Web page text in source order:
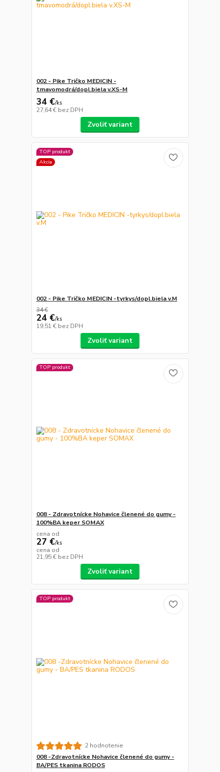
002 - Pike Tričko MEDICIN -
tmavomodrá/dopl.biela v.XS-M
34 €/ks
27,64 € bez DPH
Zvoliť variant
TOP produkt
Akcia
002 - Pike Tričko MEDICIN -tyrkys/dopl.biela v.M
34 €
24 €/ks
19,51 € bez DPH
Zvoliť variant
TOP produkt
008 - Zdravotnícke Nohavice členené do gumy -
100%BA keper SOMAX
cena od
27 €/ks
cena od
21,95 € bez DPH
Zvoliť variant
TOP produkt
2 hodnotenie
008 -Zdravotnícke Nohavice členené do gumy -
BA/PES tkanina RODOS